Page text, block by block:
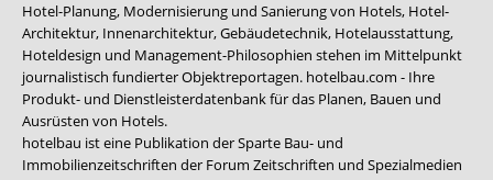
Hotel-Planung, Modernisierung und Sanierung von Hotels, Hotel-
Architektur, Innenarchitektur, Gebäudetechnik, Hotelausstattung,
Hoteldesign und Management-Philosophien stehen im Mittelpunkt
journalistisch fundierter Objektreportagen. hotelbau.com - Ihre
Produkt- und Dienstleisterdatenbank für das Planen, Bauen und
Ausrüsten von Hotels.
hotelbau ist eine Publikation der Sparte Bau- und
Immobilienzeitschriften der Forum Zeitschriften und Spezialmedien